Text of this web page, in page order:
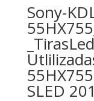
Sony-
SLED